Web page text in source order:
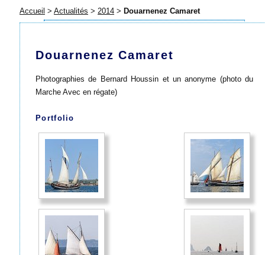
Accueil > Actualités > 2014 > Douarnenez Camaret
Douarnenez Camaret
Photographies de Bernard Houssin et un anonyme (photo du
Marche Avec en régate)
Portfolio